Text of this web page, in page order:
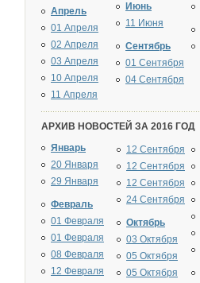
Апрель
01 Апреля
02 Апреля
03 Апреля
10 Апреля
11 Апреля
Июнь
11 Июня
Сентябрь
01 Сентября
04 Сентября
АРХИВ НОВОСТЕЙ ЗА 2016 ГОД
Январь
20 Января
29 Января
Февраль
01 Февраля
01 Февраля
08 Февраля
12 Февраля
12 Сентября
12 Сентября
12 Сентября
24 Сентября
Октябрь
03 Октября
05 Октября
05 Октября